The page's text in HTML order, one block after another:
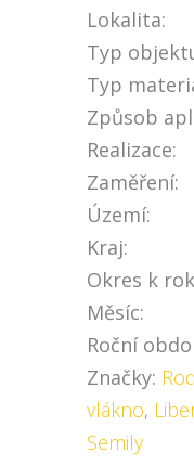
Lokalita:
Typ
Typ
Způsob
Realizace:
Zaměření:
Území:
Kraj:
Okres k
Měsíc:
Roční
Značky:
vlákno,
Semily